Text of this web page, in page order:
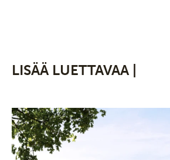
LISÄÄ LUETTAVAA |